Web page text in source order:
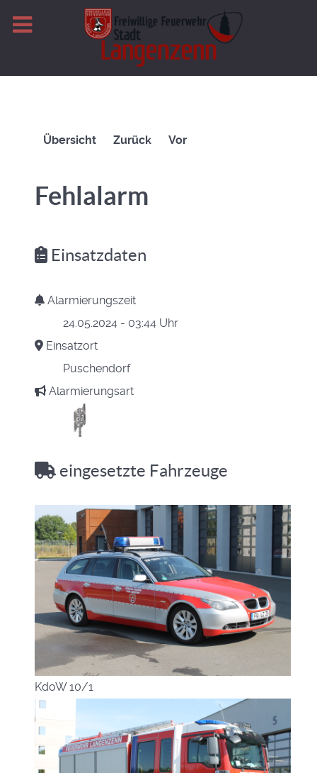
Übersicht Zurück Vor
Fehlalarm
Einsatzdaten
Alarmierungszeit
24.05.2024 - 03:44 Uhr
Einsatzort
Puschendorf
Alarmierungsart
eingesetzte Fahrzeuge
KdoW 10/1